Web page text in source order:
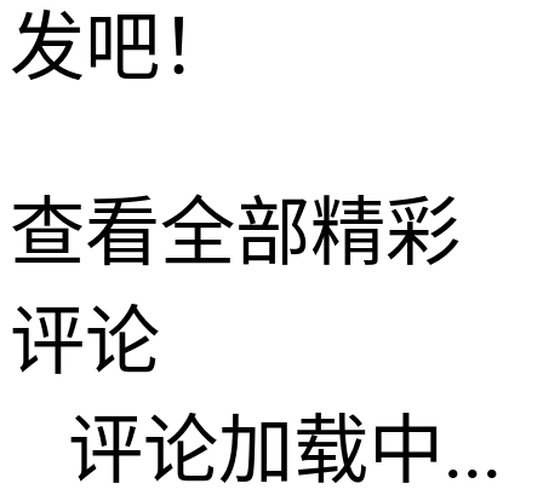
发吧！
查看全部精彩
评论
评论加载中...